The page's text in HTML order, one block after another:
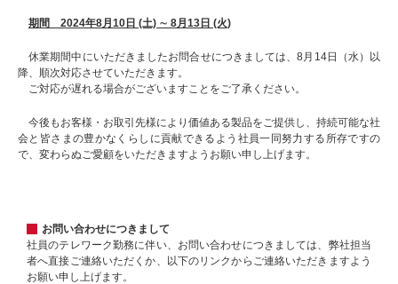
期間 2024年8月10日 (土) ∼ 8月13日 (火)
休業期間中にいただきましたお問合せにつきましては、8月14日（水）以
降、順次対応させていただきます。
ご対応が遅れる場合がございますことをご了承ください。
今後もお客様・お取引先様により価値ある製品をご提供し、持続可能な社
会と皆さまの豊かなくらしに貢献できるよう社員一同努力する所存ですの
で、変わらぬご愛顧をいただきますようお願い申し上げます。
お問い合わせにつきまして
社員のテレワーク勤務に伴い、お問い合わせにつきましては、弊社担当
者へ直接ご連絡いただくか、以下のリンクからご連絡いただきますよう
お願い申し上げます。